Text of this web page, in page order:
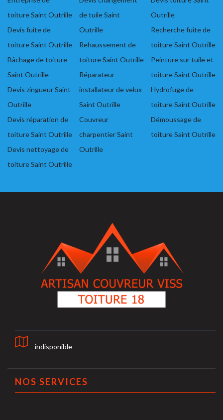
toiture Saint Outrille
Devis fuite de
toiture Saint Outrille
Bâchage de toiture
Saint Outrille
Devis zingueur Saint
Outrille
Devis réparation de
toiture Saint Outrille
Devis nettoyage de
toiture Saint Outrille
de tuile Saint
Outrille
Rehaussement de
toiture Saint Outrille
Réparateur
installateur de velux
Saint Outrille
Couvreur
charpentier Saint
Outrille
Outrille
Recherche fuite de
toiture Saint Outrille
Peinture sur tuile et
toiture Saint Outrille
Hydrofuge de
toiture Saint Outrille
Démoussage de
toiture Saint Outrille
indisponible
NOS SERVICES